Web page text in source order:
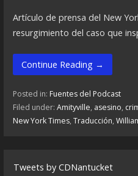
Artículo de prensa del New
resurgimiento del caso que
Continue Reading →
Posted in: Fuentes del Podcast
Filed under: Amityville, asesino,
New York Times, Traducción,
Tweets by CDNantucket